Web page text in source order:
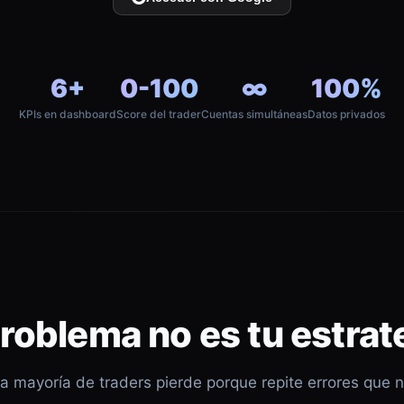
6+
KPIs en dashboard
0-100
Score del trader
∞
Cuentas simultáneas
100%
Datos privados
no es tu
mayoría de traders pierde porque repite errores que